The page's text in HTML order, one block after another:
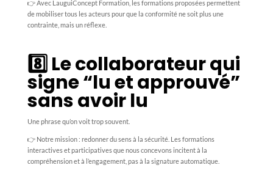
👉 Avec LauguiConcept Formation, les formations proposées permettent
de mobiliser tous les acteurs pour que la conformité ne soit plus une
contrainte, mais un réflexe.
8️⃣ Le collaborateur qui
signe “lu et approuvé”
sans avoir lu
Une phrase qu’on voit trop souvent.
👉 Notre mission : redonner du sens à la sécurité. Les formations
interactives et participatives que nous concevons incitent à la
compréhension et à l’engagement, pas à la signature automatique.